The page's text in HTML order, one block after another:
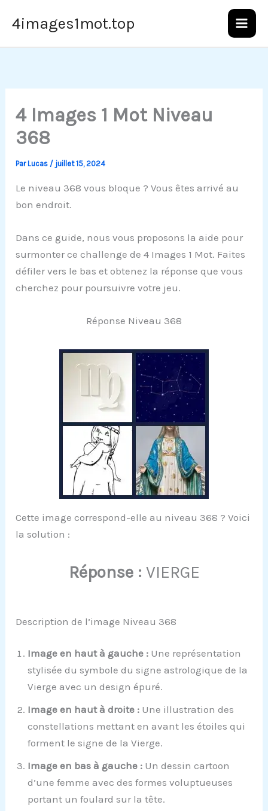
4images1mot.top
4 Images 1 Mot Niveau
368
ParLucas / juillet 15, 2024
Le niveau 368 vous bloque ? Vous êtes arrivé au
bon endroit.
Dans ce guide, nous vous proposons la aide pour
surmonter ce challenge de 4 Images 1 Mot. Faites
défiler vers le bas et obtenez la réponse que vous
cherchez pour poursuivre votre jeu.
Réponse Niveau 368
Cette image correspond-elle au niveau 368 ? Voici
la solution :
Réponse : VIERGE
Description de l’image Niveau 368
Image en haut à gauche : Une représentation
stylisée du symbole du signe astrologique de la
Vierge avec un design épuré.
Image en haut à droite : Une illustration des
constellations mettant en avant les étoiles qui
forment le signe de la Vierge.
Image en bas à gauche : Un dessin cartoon
d’une femme avec des formes voluptueuses
portant un foulard sur la tête.